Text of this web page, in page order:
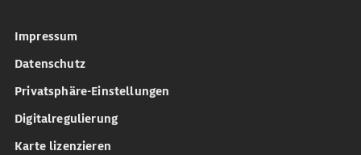
Impressum
Datenschutz
Privatsphäre-Einstellungen
Digitalregulierung
Karte lizenzieren